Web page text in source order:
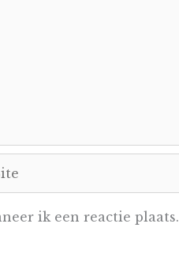
ik een reactie plaats.